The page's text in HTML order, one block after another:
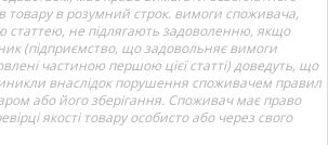
товару в розумний строк. вимоги споживача,
статтею, не підлягають задоволенню, якщо
(підприємство, що задовольняє вимоги
частиною першою цієї статті) доведуть, що
внаслідок порушення споживачем правил
або його зберігання. Споживач має право
якості товару особисто або через свого